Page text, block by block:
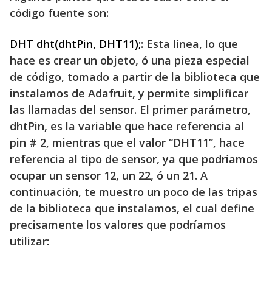
código fuente son:
DHT dht(dhtPin, DHT11);: Esta línea, lo que
hace es crear un objeto, ó una pieza especial
de código, tomado a partir de la biblioteca que
instalamos de Adafruit, y permite simplificar
las llamadas del sensor. El primer parámetro,
dhtPin, es la variable que hace referencia al
pin # 2, mientras que el valor “DHT11”, hace
referencia al tipo de sensor, ya que podríamos
ocupar un sensor 12, un 22, ó un 21. A
continuación, te muestro un poco de las tripas
de la biblioteca que instalamos, el cual define
precisamente los valores que podríamos
utilizar: